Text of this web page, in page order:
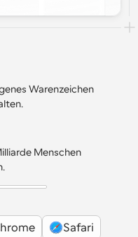
Warenzeichen
Menschen
Safari